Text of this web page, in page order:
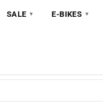
SALE E-BIKES